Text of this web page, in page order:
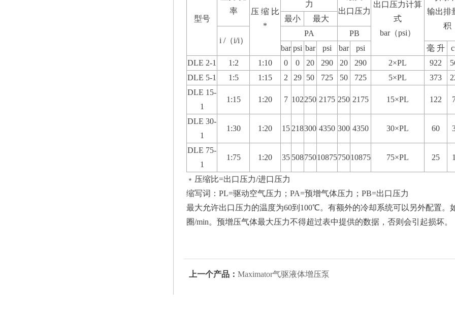
型号
率
压 缩 比
*
力
出口压力
出口压力计算
式
bar（psi）
输出排
积
最小 最大
i /（i/i）
PA
PB
bar psi bar psi bar psi 毫 升
DLE 2-1
1:2 1:10 0 0 20 290 20 290 2×PL 922
DLE 5-1
1:5 1:15 2 29 50 725 50 725 5×PL 373
DLE 15-
1
1:15 1:20 7 102250 2175 250 2175 15×PL 122
DLE 30-
1
1:30 1:20 15 218300 4350 300 4350 30×PL 60
DLE 75-
1
1:75 1:20 35 5087501087575010875 75×PL 25
﹡压缩比=出口压力/进口压力
缩写词：PL=驱动空气压力；PA=预增气体压力；PB=出口压力
最大允许出口压力的温度为60到100℃。有额外的冷却系统可以另外配置。
圈/min。预增压气体最大压力不得超过表中提供的数据，否则会引起损坏。
上一个产品： Maximator气驱液体增压泵